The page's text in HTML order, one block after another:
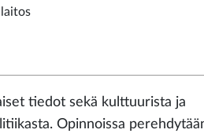
tiedot sekä kulttuurista ja
Opinnoissa